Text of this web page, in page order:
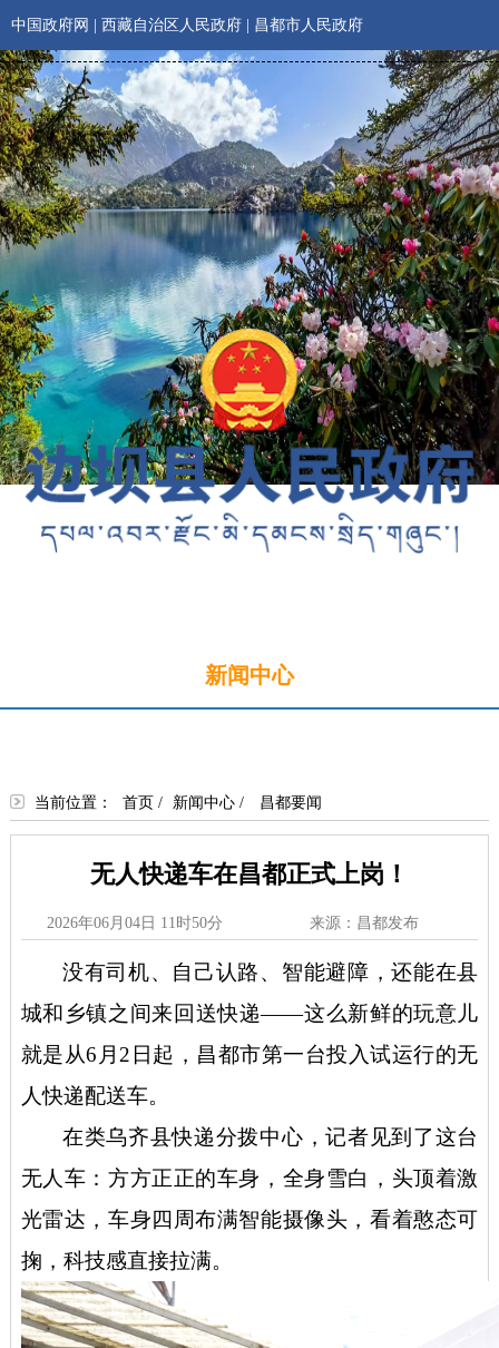
中国政府网 西藏自治区人民政府 昌都市人民政府
新闻中心
当前位置： 首页 / 新闻中心/ 昌都要闻
无人快递车在昌都正式上岗！
2026年06月04日 11时50分 来源：昌都发布
没有司机、自己认路、智能避障，还能在县
城和乡镇之间来回送快递——这么新鲜的玩意儿
就是从6月2日起，昌都市第一台投入试运行的无
人快递配送车。
在类乌齐县快递分拨中心，记者见到了这台
无人车：方方正正的车身，全身雪白，头顶着激
光雷达，车身四周布满智能摄像头，看着憨态可
掬，科技感直接拉满。